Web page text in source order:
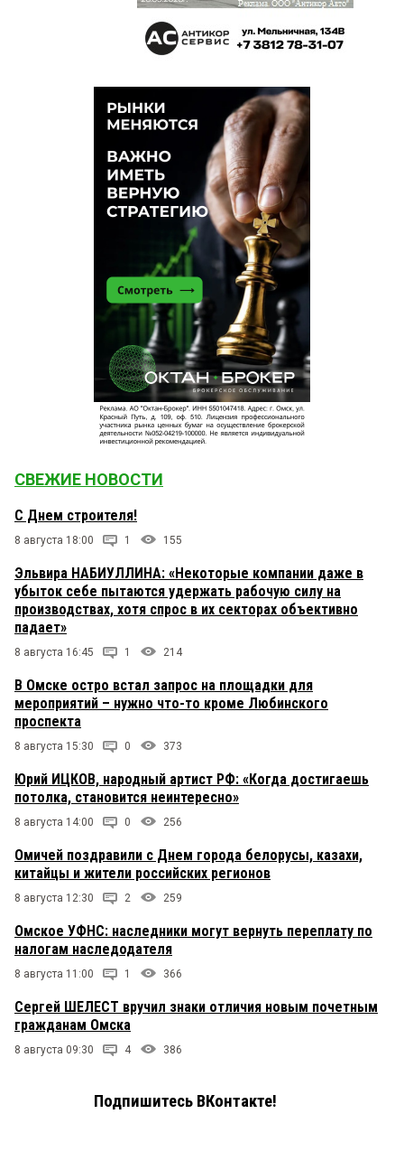
СВЕЖИЕ НОВОСТИ
С Днем строителя!
8 августа 18:00 1 155
Эльвира НАБИУЛЛИНА: «Некоторые компании даже в
убыток себе пытаются удержать рабочую силу на
производствах, хотя спрос в их секторах объективно
падает»
8 августа 16:45 1 214
В Омске остро встал запрос на площадки для
мероприятий – нужно что-то кроме Любинского
проспекта
8 августа 15:30 0 373
Юрий ИЦКОВ, народный артист РФ: «Когда достигаешь
потолка, становится неинтересно»
8 августа 14:00 0 256
Омичей поздравили с Днем города белорусы, казахи,
китайцы и жители российских регионов
8 августа 12:30 2 259
Омское УФНС: наследники могут вернуть переплату по
налогам наследодателя
8 августа 11:00 1 366
Сергей ШЕЛЕСТ вручил знаки отличия новым почетным
гражданам Омска
8 августа 09:30 4 386
Подпишитесь ВКонтакте!